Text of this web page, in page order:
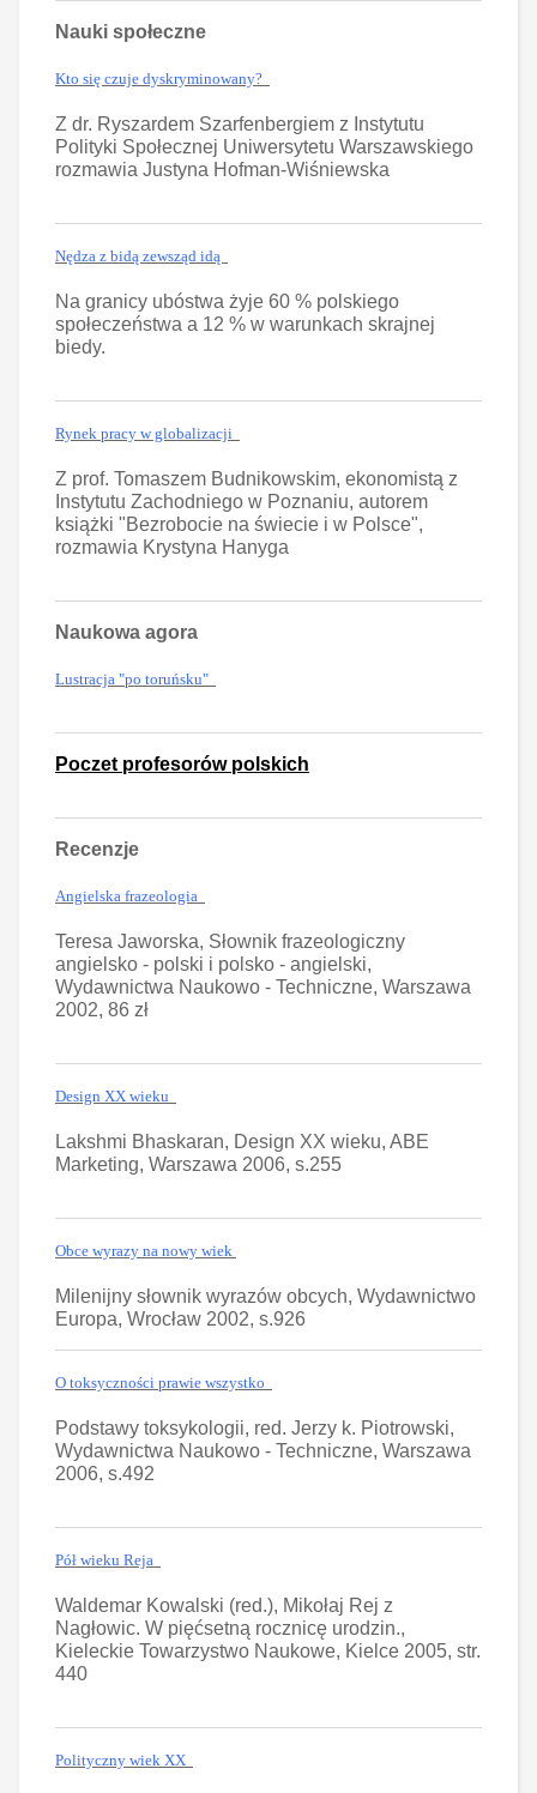
Nauki społeczne
Kto się czuje dyskryminowany?
Z dr. Ryszardem Szarfenbergiem z Instytutu
Polityki Społecznej Uniwersytetu Warszawskiego
rozmawia Justyna Hofman-Wiśniewska
Nędza z bidą zewsząd idą
Na granicy ubóstwa żyje 60 % polskiego
społeczeństwa a 12 % w warunkach skrajnej
biedy.
Rynek pracy w globalizacji
Z prof. Tomaszem Budnikowskim, ekonomistą z
Instytutu Zachodniego w Poznaniu, autorem
książki "Bezrobocie na świecie i w Polsce",
rozmawia Krystyna Hanyga
Naukowa agora
Lustracja "po toruńsku"
Poczet profesorów polskich
Recenzje
Angielska frazeologia
Teresa Jaworska, Słownik frazeologiczny
angielsko - polski i polsko - angielski,
Wydawnictwa Naukowo - Techniczne, Warszawa
2002, 86 zł
Design XX wieku
Lakshmi Bhaskaran, Design XX wieku, ABE
Marketing, Warszawa 2006, s.255
Obce wyrazy na nowy wiek
Milenijny słownik wyrazów obcych, Wydawnictwo
Europa, Wrocław 2002, s.926
O toksyczności prawie wszystko
Podstawy toksykologii, red. Jerzy k. Piotrowski,
Wydawnictwa Naukowo - Techniczne, Warszawa
2006, s.492
Pół wieku Reja
Waldemar Kowalski (red.), Mikołaj Rej z
Nagłowic. W pięćsetną rocznicę urodzin.,
Kieleckie Towarzystwo Naukowe, Kielce 2005, str.
440
Polityczny wiek XX